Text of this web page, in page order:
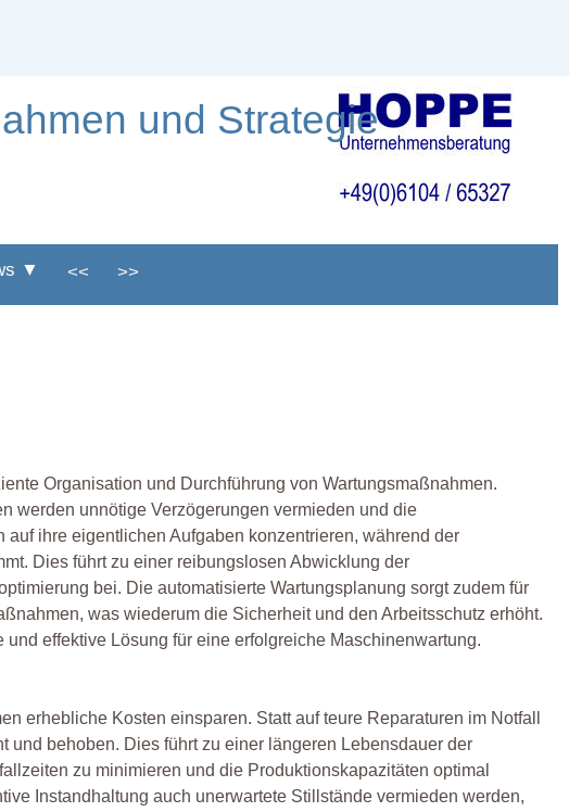
und Strategie
▼ << >>
Organisation und Durchführung von Wartungsmaßnahmen.
werden unnötige Verzögerungen vermieden und die
ihre eigentlichen Aufgaben konzentrieren, während der
Dies führt zu einer reibungslosen Abwicklung der
bei. Die automatisierte Wartungsplanung sorgt zudem für
was wiederum die Sicherheit und den Arbeitsschutz erhöht.
effektive Lösung für eine erfolgreiche Maschinenwartung.
erhebliche Kosten einsparen. Statt auf teure Reparaturen im Notfall
behoben. Dies führt zu einer längeren Lebensdauer der
zu minimieren und die Produktionskapazitäten optimal
Instandhaltung auch unerwartete Stillstände vermieden werden,